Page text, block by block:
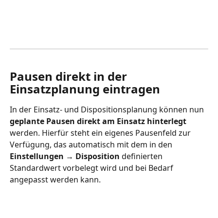
Pausen direkt in der
Einsatzplanung eintragen
In der Einsatz- und Dispositionsplanung können nun
geplante Pausen direkt am Einsatz hinterlegt
werden. Hierfür steht ein eigenes Pausenfeld zur
Verfügung, das automatisch mit dem in den
Einstellungen → Disposition definierten
Standardwert vorbelegt wird und bei Bedarf
angepasst werden kann.